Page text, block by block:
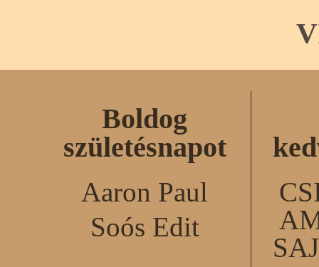
Boldog
születésnapot
Aaron Paul
Soós Edit